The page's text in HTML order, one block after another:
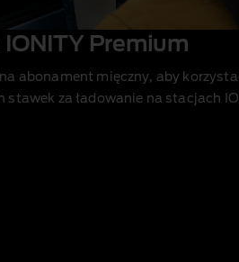
IONITY Premium
na abonament mięczny, aby
stawek za ładowanie na stacjach